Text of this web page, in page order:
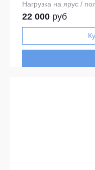
22 000 руб